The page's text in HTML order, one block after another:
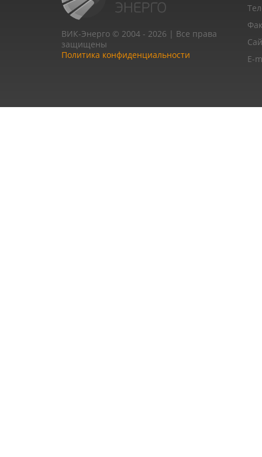
ВИК-Энерго © 2004 - 2026 | Все права
защищены
Политика конфиденциальности
E-